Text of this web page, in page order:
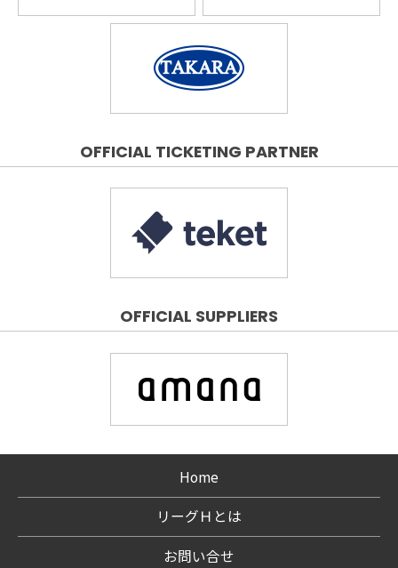
OFFICIAL TICKETING PARTNER
OFFICIAL SUPPLIERS
Home
リーグＨとは
お問い合せ